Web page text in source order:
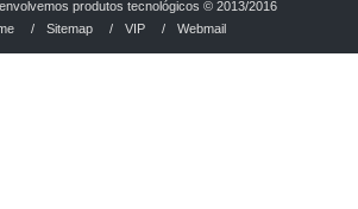
produtos tecnológicos © 2013/2016
/ Sitemap / VIP / Webmail